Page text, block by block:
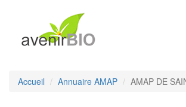
Accueil Annuaire AMAP AMAP DE